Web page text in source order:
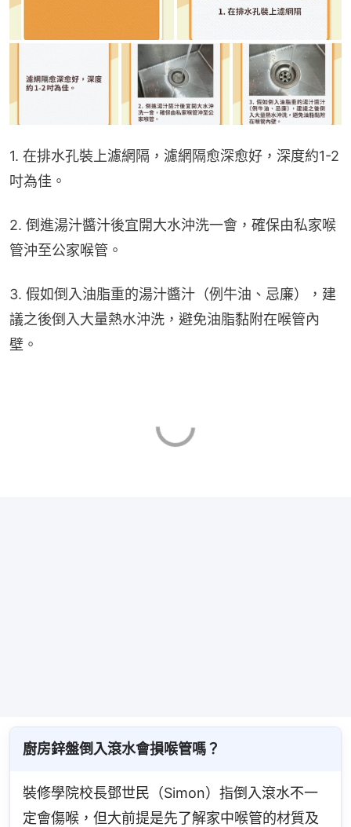
1. 在排水孔裝上濾網隔，濾網隔愈深愈好，深度約1-2
吋為佳。
2. 倒進湯汁醬汁後宜開大水沖洗一會，確保由私家喉
管沖至公家喉管。
3. 假如倒入油脂重的湯汁醬汁（例牛油、忌廉），建
議之後倒入大量熱水沖洗，避免油脂黏附在喉管內
壁。
廚房鋅盤倒入滾水會損喉管嗎？
裝修學院校長鄧世民（Simon）指倒入滾水不一
定會傷喉，但大前提是先了解家中喉管的材質及